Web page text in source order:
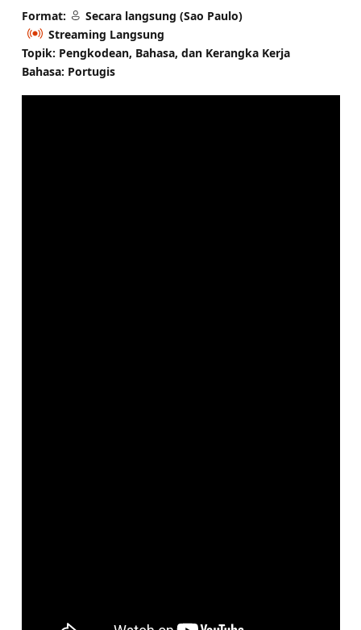
Format:
Secara langsung (Sao Paulo)
Streaming Langsung
Topik: Pengkodean, Bahasa, dan Kerangka Kerja
Bahasa: Portugis